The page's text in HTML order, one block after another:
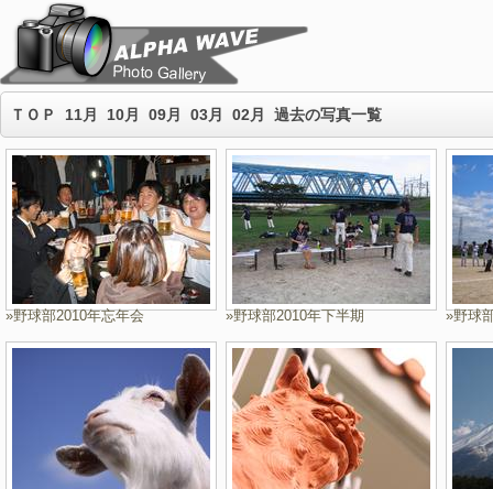
ＴＯＰ 11月 10月 09月 03月 02月 過去の写真一覧
»野球部2010年忘年会 »野球部2010年下半期 »野球